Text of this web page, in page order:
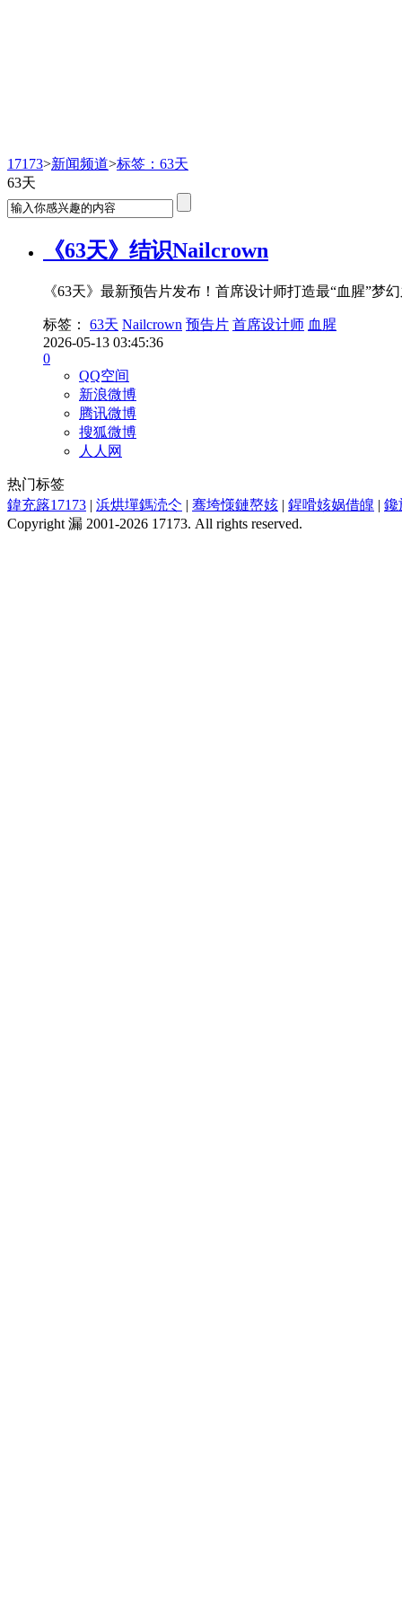
17173>新闻频道>标签：63天
63天
《63天》结识Nailcrown
《63天》最新预告片发布！首席设计师打造最“血腥”梦
标签： 63天 Nailcrown 预告片 首席设计师 血腥
2026-05-13 03:45:36
0
QQ空间
新浪微博
腾讯微博
搜狐微博
人人网
热门标签
鍏充簬17173 | 浜烘墠鎷涜仒 | 骞垮憡鏈嶅姟 | 鍟嗗姟娲借皥 | 鑱
Copyright 漏 2001-2026 17173. All rights reserved.